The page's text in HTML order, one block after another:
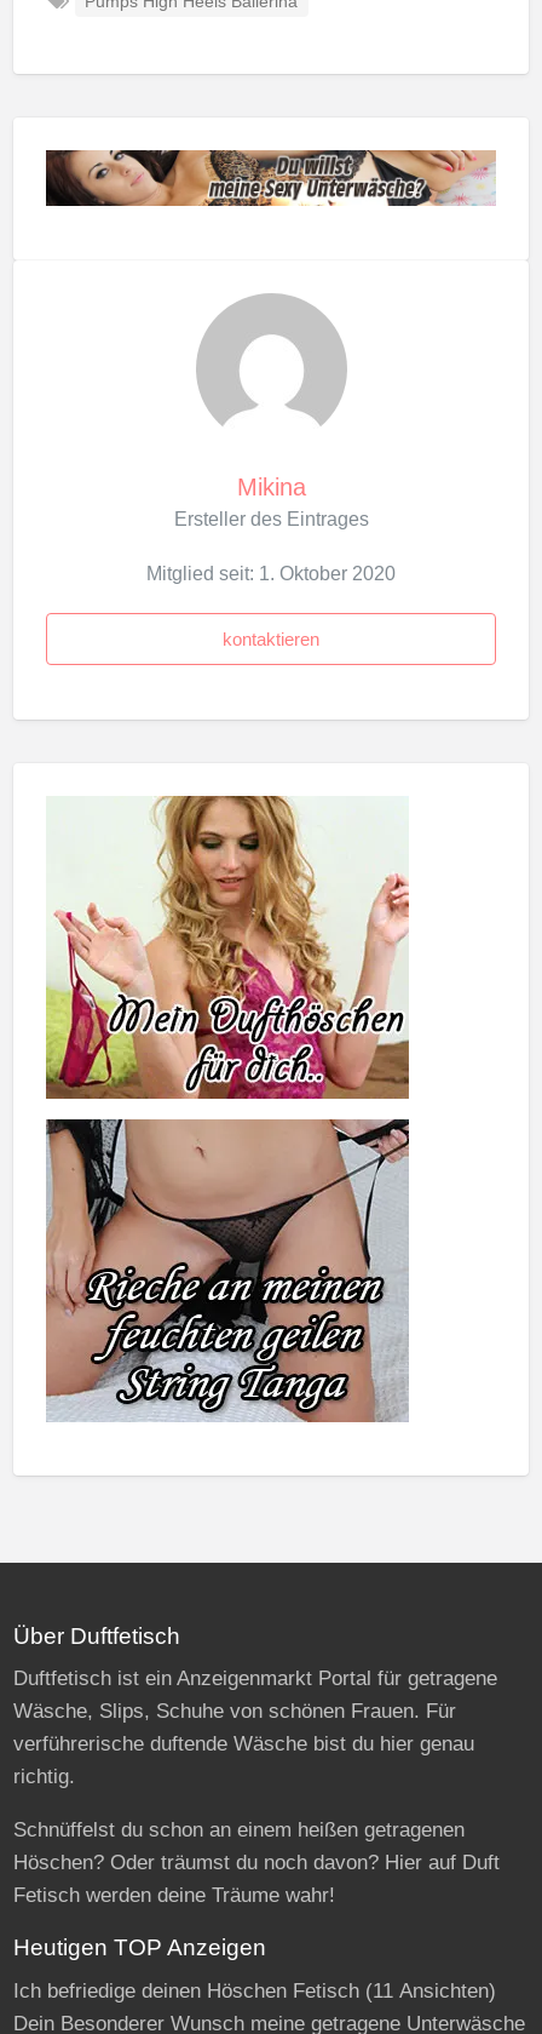
Mikina
Ersteller des Eintrages
Mitglied seit: 1. Oktober 2020
kontaktieren
Über Duftfetisch
Duftfetisch ist ein Anzeigenmarkt Portal für getragene
Wäsche, Slips, Schuhe von schönen Frauen. Für
verführerische duftende Wäsche bist du hier genau
richtig.
Schnüffelst du schon an einem heißen getragenen
Höschen? Oder träumst du noch davon? Hier auf Duft
Fetisch werden deine Träume wahr!
Heutigen TOP Anzeigen
Ich befriedige deinen Höschen Fetisch(11 Ansichten)
Dein Besonderer Wunsch meine getragene Unterwäsche